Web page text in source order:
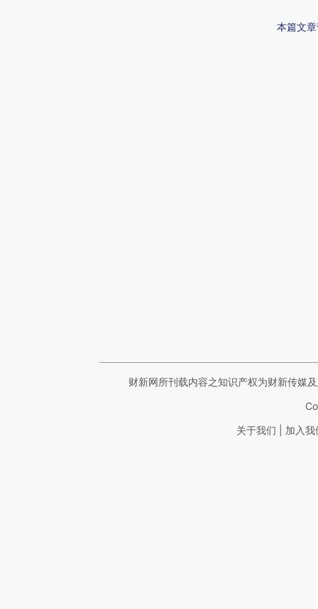
本篇文
财新网所刊载内容之知识产权为财新传媒
关于我们 加入我